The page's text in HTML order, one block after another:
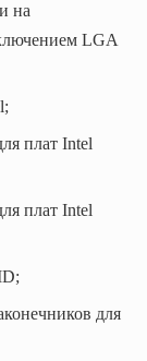
на
LGA
плат Intel
плат Intel
для